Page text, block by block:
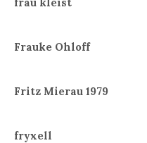
Frauke Ohloff
Fritz Mierau 1979
fryxell